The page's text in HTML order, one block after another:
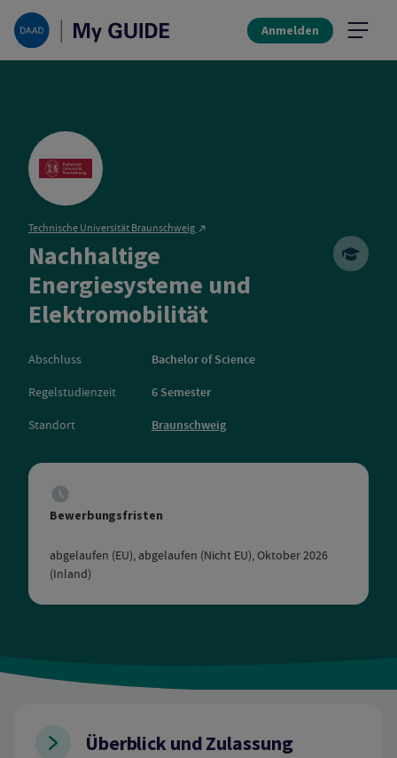
Anmelden
Technische Universität Braunschweig
Nachhaltige
Energiesysteme und
ElektromobilitätTechnische
Abschluss Bachelor of Science
Regelstudienzeit 6 Semester
Standort Braunschweig
Bewerbungsfristen
abgelaufen (EU), abgelaufen (Nicht EU), Oktober 2026
(Inland)
Überblick und Zulassung